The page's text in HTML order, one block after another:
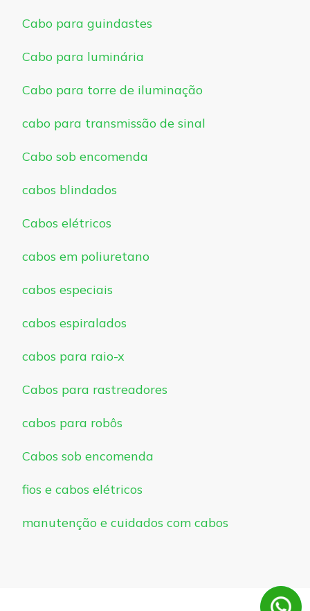
Cabo para guindastes
Cabo para luminária
Cabo para torre de iluminação
cabo para transmissão de sinal
Cabo sob encomenda
cabos blindados
Cabos elétricos
cabos em poliuretano
cabos especiais
cabos espiralados
cabos para raio-x
Cabos para rastreadores
cabos para robôs
Cabos sob encomenda
fios e cabos elétricos
manutenção e cuidados com cabos